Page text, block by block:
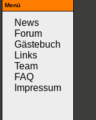
Menü
News
Forum
Gästebuch
Links
Team
FAQ
Impressum